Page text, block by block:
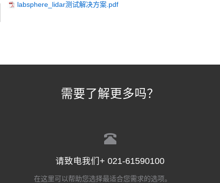
labsphere_lidar测试解决方案.pdf
需要了解更多吗？
请致电我们+ 021-61590100
在这里可以帮助您选择最适合您需求的选项。